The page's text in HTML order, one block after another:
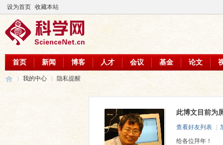
设为首页 收藏本站
首页 新闻 博客 人才 会议 基金 论文
我的中心 隐私提醒
此博文目前为
查看好友列表
给各位拜年！